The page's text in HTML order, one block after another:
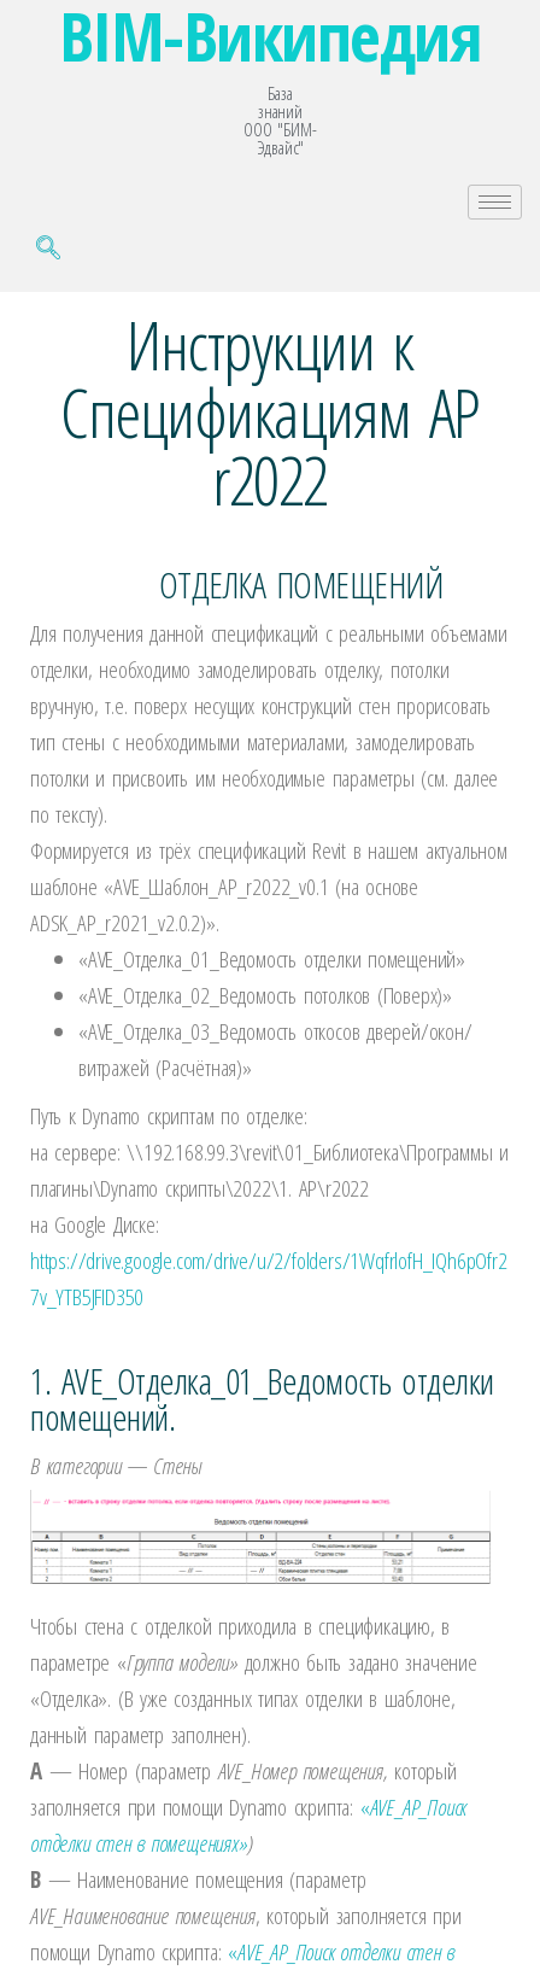
BIM-Википедия
База
знаний
ООО "БИМ-
Эдвайс"
Инструкции к
Спецификациям АР
r2022
ОТДЕЛКА ПОМЕЩЕНИЙ
Для получения данной спецификаций с реальными объемами
отделки, необходимо замоделировать отделку, потолки
вручную, т.е. поверх несущих конструкций стен прорисовать
тип стены с необходимыми материалами, замоделировать
потолки и присвоить им необходимые параметры (см. далее
по тексту).
Формируется из трёх спецификаций Revit в нашем актуальном
шаблоне «AVE_Шаблон_АР_r2022_v0.1 (на основе
ADSK_АР_r2021_v2.0.2)».
«AVE_Отделка_01_Ведомость отделки помещений»
«AVE_Отделка_02_Ведомость потолков (Поверх)»
«AVE_Отделка_03_Ведомость откосов дверей/окон/
витражей (Расчётная)»
Путь к Dynamo скриптам по отделке:
на сервере: \\192.168.99.3\revit\01_Библиотека\Программы и
плагины\Dynamo скрипты\2022\1. АР\r2022
на Google Диске:
https://drive.google.com/drive/u/2/folders/1WqfrlofH_IQh6pOfr2
7v_YTB5JFID350
1. AVE_Отделка_01_Ведомость отделки
помещений.
В категории — Стены
Чтобы стена с отделкой приходила в спецификацию, в
параметре «Группа модели»должно быть задано значение
«Отделка». (В уже созданных типах отделки в шаблоне,
данный параметр заполнен).
A— Номер (параметрAVE_Номер помещения, который
заполняется при помощи Dynamo скрипта: «AVE_АР_Поиск
отделки стен в помещениях»)
B— Наименование помещения (параметр
AVE_Наименование помещения, который заполняется при
помощи Dynamo скрипта: «AVE_АР_Поиск отделки стен в